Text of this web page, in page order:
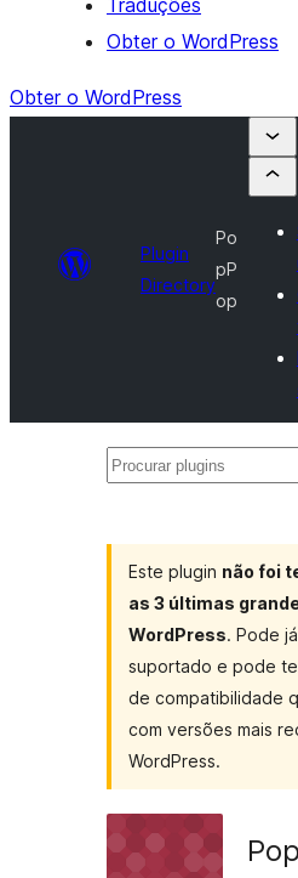
Traduções
Obter o WordPress
Obter o WordPress
Plugin
Directory
Po
pP
op
Procurar
Este plugin não foi
as 3 últimas
WordPress. Pode
suportado e pode
de compatibilidade
com versões mais
WordPress.